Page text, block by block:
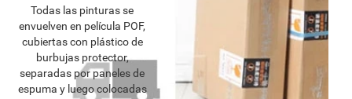
Todas las pinturas se
envuelven en película POF,
cubiertas con plástico de
burbujas protector,
separadas por paneles de
espuma y luego colocadas